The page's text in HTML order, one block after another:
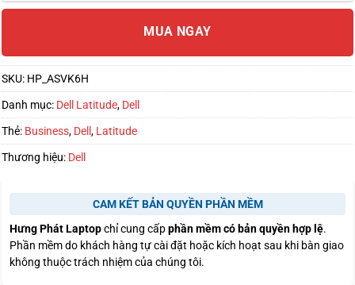
MUA NGAY
SKU: HP_ASVK6H
Danh mục: Dell Latitude, Dell
Thẻ: Business, Dell, Latitude
Thương hiệu: Dell
CAM KẾT BẢN QUYỀN PHẦN MỀM
Hưng Phát Laptopchỉ cung cấpphần mềm có bản quyền hợp lệ.
Phần mềm do khách hàng tự cài đặt hoặc kích hoạt sau khi bàn giao
không thuộc trách nhiệm của chúng tôi.